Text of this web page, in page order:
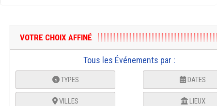
VOTRE CHOIX AFFINÉ
Tous les Événements par :
TYPES DATES
VILLES LIEUX